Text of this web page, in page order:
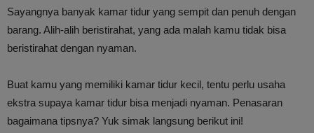
Sayangnya banyak kamar tidur yang sempit dan penuh dengan
barang. Alih-alih beristirahat, yang ada malah kamu tidak bisa
beristirahat dengan nyaman.
Buat kamu yang memiliki kamar tidur kecil, tentu perlu usaha
ekstra supaya kamar tidur bisa menjadi nyaman. Penasaran
bagaimana tipsnya? Yuk simak langsung berikut ini!